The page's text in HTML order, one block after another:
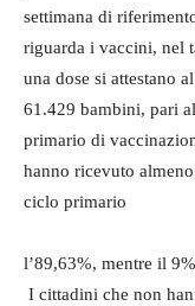
settimana di
riguarda i vaccini, nel
una dose si attestano
61.429 bambini, pari
primario di
hanno ricevuto
ciclo primario
l’89,63%, mentre il
I cittadini che non